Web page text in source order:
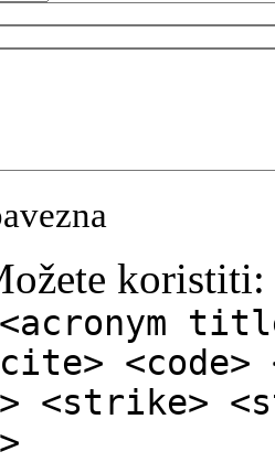
koristiti:
<code>
<strike>